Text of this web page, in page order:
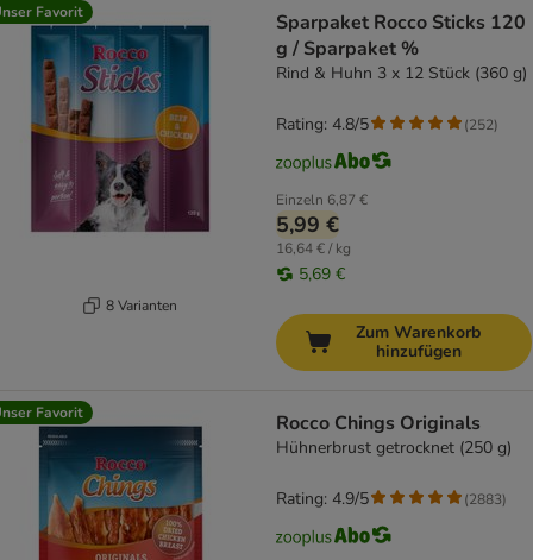
Favorit
8 Varianten
Sparpaket Rocco Sticks 120
g / Sparpaket %
Rind & Huhn 3 x 12 Stück (360 g)
Einzeln 6,87 €
5,99 €
16,64 € / kg
5,69 €
Rating: 4.8/5 (252)
Zum Warenkorb
hinzufügen
Favorit Rocco Chings Originals
Hühnerbrust getrocknet (250 g)
Rating: 4.9/5 (2883)